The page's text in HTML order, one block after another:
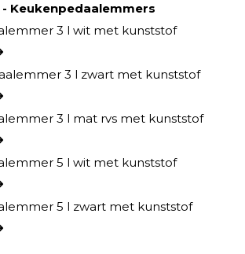
Keukenpedaalemmers
3 l wit met kunststof
3 l zwart met kunststof
3 l mat rvs met kunststof
5 l wit met kunststof
5 l zwart met kunststof